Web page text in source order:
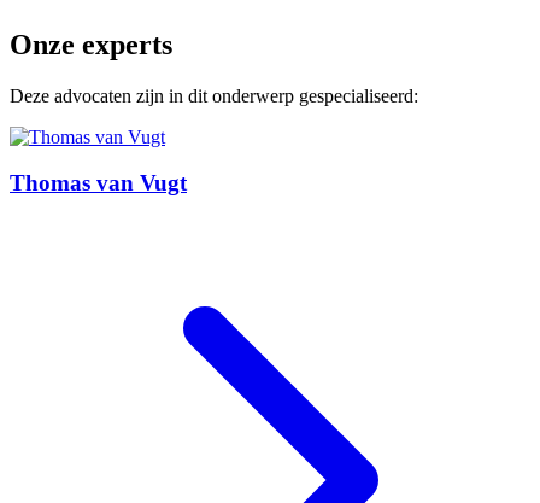
Onze experts
Deze advocaten zijn in dit onderwerp gespecialiseerd:
Thomas van Vugt